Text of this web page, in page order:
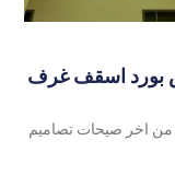
اسقف غرف
صيحات تصاميم